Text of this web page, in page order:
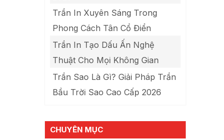
Trần In Xuyên Sáng Trong
Phong Cách Tân Cổ Điển
Trần In Tạo Dấu Ấn Nghệ
Thuật Cho Mọi Không Gian
Trần Sao Là Gì? Giải Pháp Trần
Bầu Trời Sao Cao Cấp 2026
CHUYÊN MỤC